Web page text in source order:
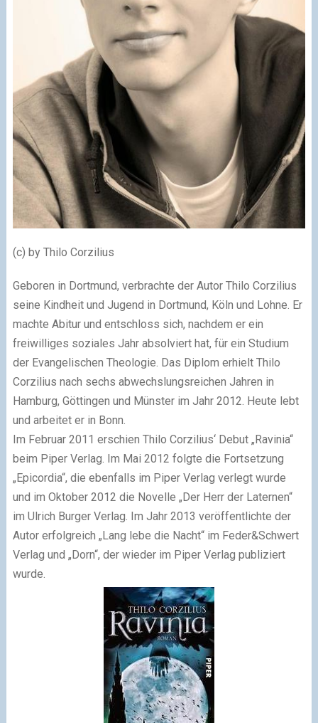
(c) by Thilo Corzilius
Geboren in Dortmund, verbrachte der Autor Thilo Corzilius
seine Kindheit und Jugend in Dortmund, Köln und Lohne. Er
machte Abitur und entschloss sich, nachdem er ein
freiwilliges soziales Jahr absolviert hat, für ein Studium
der Evangelischen Theologie. Das Diplom erhielt Thilo
Corzilius nach sechs abwechslungsreichen Jahren in
Hamburg, Göttingen und Münster im Jahr 2012. Heute lebt
und arbeitet er in Bonn.
Im Februar 2011 erschien Thilo Corzilius‘ Debut „Ravinia“
beim Piper Verlag. Im Mai 2012 folgte die Fortsetzung
„Epicordia“, die ebenfalls im Piper Verlag verlegt wurde
und im Oktober 2012 die Novelle „Der Herr der Laternen“
im Ulrich Burger Verlag. Im Jahr 2013 veröffentlichte der
Autor erfolgreich „Lang lebe die Nacht“ im Feder&Schwert
Verlag und „Dorn“, der wieder im Piper Verlag publiziert
wurde.